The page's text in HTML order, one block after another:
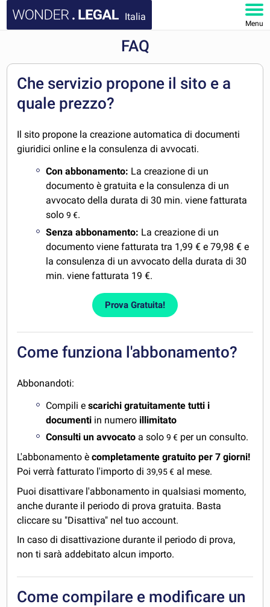
Italia
Menu
DOCUMENTI
FAQ
IL MIO ACCOUNT
FAQ
Che servizio propone il sito e a
quale prezzo?
Il sito propone la creazione automatica di documenti
giuridici online e la consulenza di avvocati.
Con abbonamento: La creazione di un
documento è gratuita e la consulenza di un
avvocato della durata di 30 min. viene fatturata
solo9 €.
Senza abbonamento: La creazione di un
documento viene fatturata tra 1,99 € e 79,98 € e
la consulenza di un avvocato della durata di 30
min. viene fatturata 19 €.
Prova Gratuita!
Come funziona l'abbonamento?
Abbonandoti:
Compili escarichi gratuitamente tutti i
documenti in numero illimitato
Consulti un avvocato a solo9 € per un consulto.
L'abbonamento ècompletamente gratuito per 7 giorni!
Poi verrà fatturato l'importo di39,95 € al mese.
Puoi disattivare l'abbonamento in qualsiasi momento,
anche durante il periodo di prova gratuita. Basta
cliccare su "Disattiva" nel tuo account.
In caso di disattivazione durante il periodo di prova,
non ti sarà addebitato alcun importo.
Come compilare e modificare un